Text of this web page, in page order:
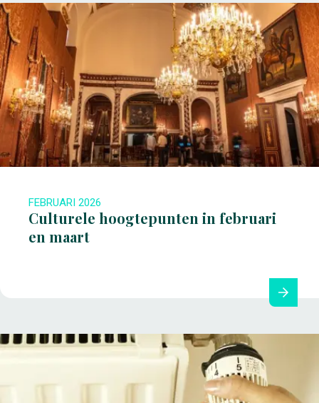
FEBRUARI 2026
Culturele hoogtepunten in februari
en maart